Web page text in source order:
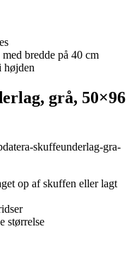
bredde på 40 cm
højden
grå, 50×96
skuffeunderlag-gra-
op af skuffen eller lagt
størrelse